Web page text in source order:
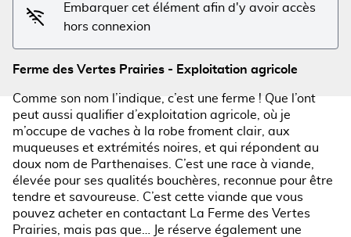
Embarquer cet élément afin d'y avoir accès
hors connexion
Ferme des Vertes Prairies - Exploitation agricole
Comme son nom l’indique, c’est une ferme ! Que l’ont
peut aussi qualifier d’exploitation agricole, où je
m’occupe de vaches à la robe froment clair, aux
muqueuses et extrémités noires, et qui répondent au
doux nom de Parthenaises. C’est une race à viande,
élevée pour ses qualités bouchères, reconnue pour être
tendre et savoureuse. C’est cette viande que vous
pouvez acheter en contactant La Ferme des Vertes
Prairies, mais pas que… Je réserve également une